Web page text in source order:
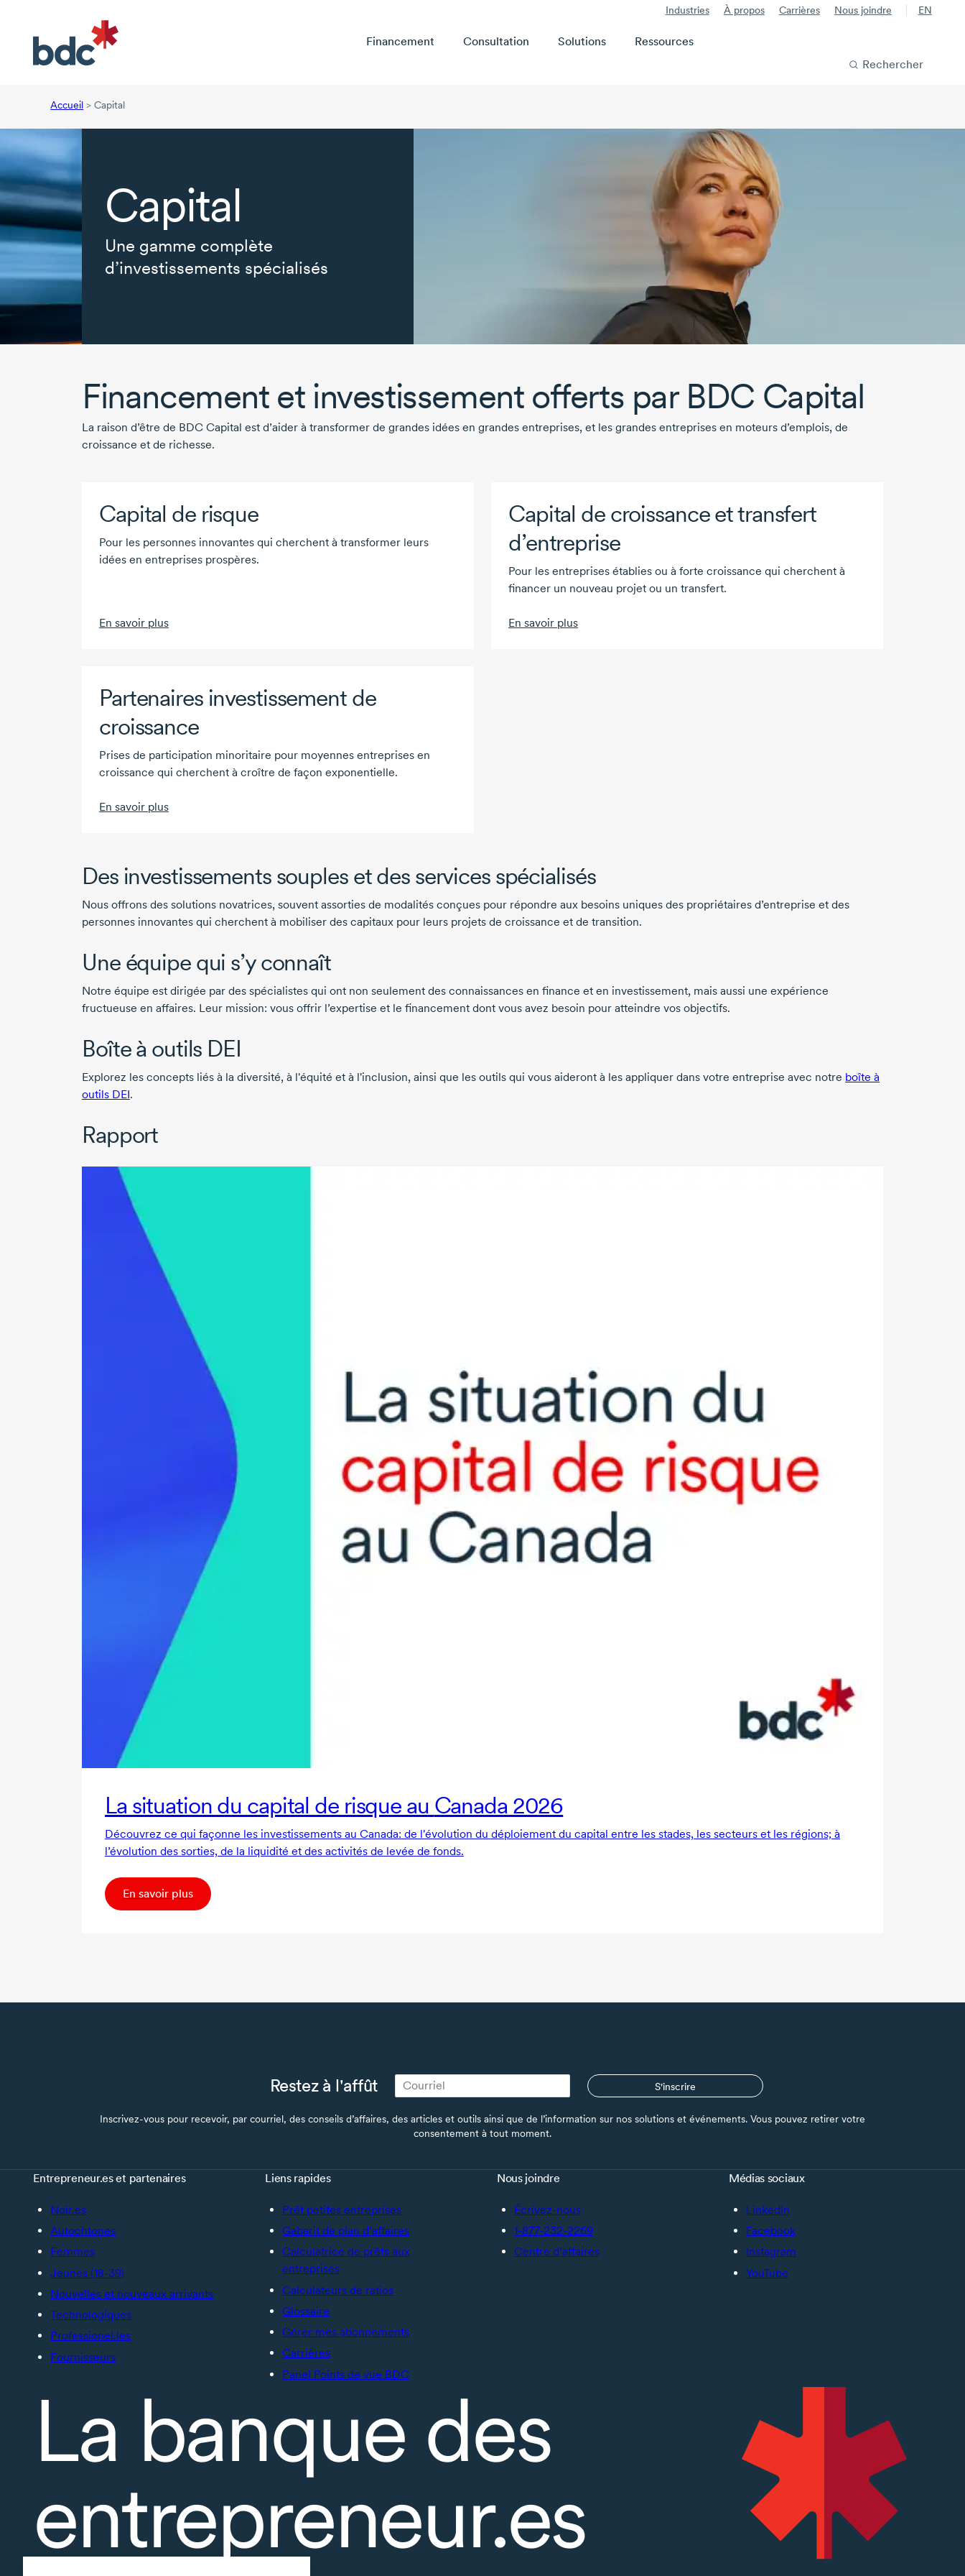
Industries À propos Carrières Nous joindre EN
Financement Consultation Solutions
Ressources
Rechercher
Accueil > Capital
Capital
Une gamme complète
d’investissements spécialisés
Financement et investissement offerts par BDC Capital
La raison d’être de BDC Capital est d’aider à transformer de grandes idées en grandes entreprises, et les grandes entreprises en moteurs d’emplois, de
croissance et de richesse.
Capital de risque
Pour les personnes innovantes qui cherchent à transformer leurs
idées en entreprises prospères.
En savoir plus
Capital de croissance et transfert
d’entreprise
Pour les entreprises établies ou à forte croissance qui cherchent à
financer un nouveau projet ou un transfert.
En savoir plus
Partenaires investissement de
croissance
Prises de participation minoritaire pour moyennes entreprises en
croissance qui cherchent à croître de façon exponentielle.
En savoir plus
Des investissements souples et des services spécialisés
Nous offrons des solutions novatrices, souvent assorties de modalités conçues pour répondre aux besoins uniques des propriétaires d’entreprise et des
personnes innovantes qui cherchent à mobiliser des capitaux pour leurs projets de croissance et de transition.
Une équipe qui s’y connaît
Notre équipe est dirigée par des spécialistes qui ont non seulement des connaissances en finance et en investissement, mais aussi une expérience
fructueuse en affaires. Leur mission: vous offrir l’expertise et le financement dont vous avez besoin pour atteindre vos objectifs.
Boîte à outils DEI
Explorez les concepts liés à la diversité, à l'équité et à l'inclusion, ainsi que les outils qui vous aideront à les appliquer dans votre entreprise avec notre boîte à
outils DEI.
Rapport
La situation du capital de risque au Canada 2026
Découvrez ce qui façonne les investissements au Canada: de l'évolution du déploiement du capital entre les stades, les secteurs et les régions; à
l’évolution des sorties, de la liquidité et des activités de levée de fonds.
En savoir plus
Restez à l'affût S'inscrire
Inscrivez-vous pour recevoir, par courriel, des conseils d’affaires, des articles et outils ainsi que de l’information sur nos solutions et événements. Vous pouvez retirer votre
consentement à tout moment.
Entrepreneur.es et partenaires
Noir.es
Autochtones
Femmes
Jeunes (18-39)
Nouvelles et nouveaux arrivants
Technologiques
Professionel.les
Fournisseurs
Liens rapides
Prêt petites entreprises
Gabarit de plan d’affaires
Calculatrice de prêts aux
entreprises
Calculateurs de ratios
Glossaire
Gérer mes abonnements
Carrières
Panel Points de vue BDC
Nous joindre
Écrivez-nous
1-877-232-2269
Centre d’affaires
Médias sociaux
LinkedIn
Facebook
Instagram
YouTube
La banque des
entrepreneur.es